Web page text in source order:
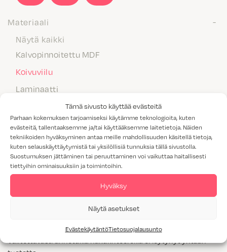
Tämä sivusto käyttää evästeitä
Parhaan kokemuksen tarjoamiseksi käytämme teknologioita, kuten
evästeitä, tallentaaksemme ja/tai käyttääksemme laitetietoja. Näiden
tekniikoiden hyväksyminen antaa meille mahdollisuuden käsitellä tietoja,
kuten selauskäyttäytymistä tai yksilöllisiä tunnuksia tällä sivustolla.
Suostumuksen jättäminen tai peruuttaminen voi vaikuttaa haitallisesti
tiettyihin ominaisuuksiin ja toimintoihin.
Hyväksy
Näytä asetukset
EvästekäytäntöTietosuojalausunto
Materiaali
Näytä kaikki
Kalvopinnoitettu MDF
Koivuviilu
Laminaatti
Maalattu MDF
Massiivipuu
Melamiini
Tammiviilu
M1-luokitus